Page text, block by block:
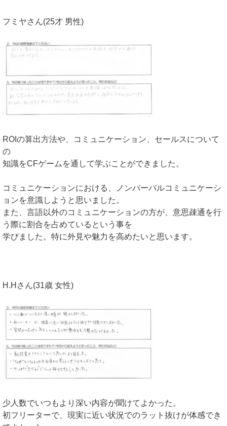
フミヤさん(25才 男性)
ROIの算出方法や、コミュニケーション、セールスについて
の
知識をCFゲームを通して学ぶことができました。
コミュニケーションにおける、ノンバーバルコミュニケーシ
ョンを意識しようと思いました。
また、言語以外のコミュニケーションの方が、意思疎通を行
う際に割合を占めているという事を
学びました。特に外見や魅力を高めたいと思います。
H.Hさん(31歳 女性)
少人数でいつもより深い内容が聞けてよかった。
初フリーターで、現実に近い状況でのラット抜けが体感でき